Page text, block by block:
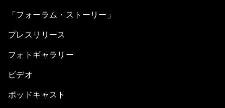
「フォーラム・ストーリー」
プレスリリース
フォトギャラリー
ビデオ
ポッドキャスト